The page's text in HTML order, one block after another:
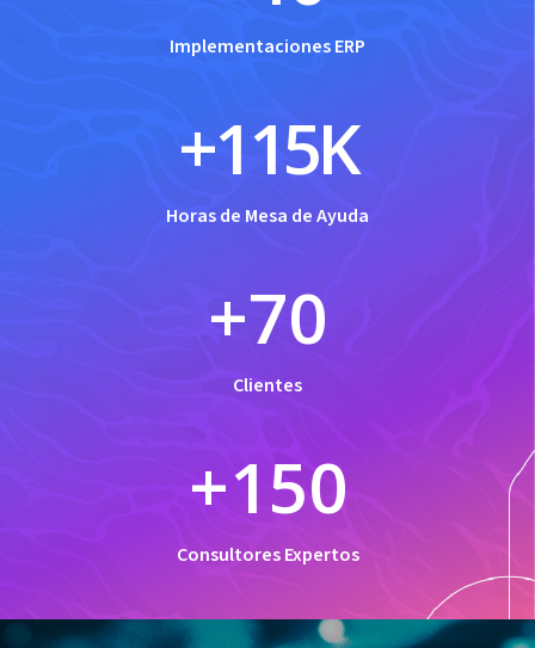
Implementaciones ERP
Horas de Mesa de Ayuda
+115K
Clientes
+70
Consultores Expertos
+150